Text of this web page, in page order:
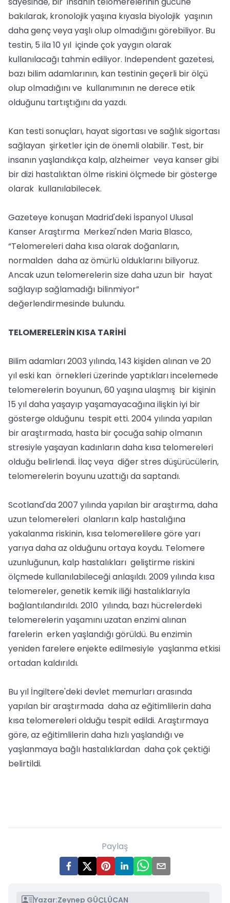
bakılarak, kronolojik yaşına kıyasla biyolojik yaşının
daha genç veya yaşlı olup olmadığını görebiliyor. Bu
testin, 5 ila 10 yıl içinde çok yaygın olarak
kullanılacağı tahmin ediliyor. Independent gazetesi,
bazı bilim adamlarının, kan testinin geçerli bir ölçü
olup olmadığını ve kullanımının ne derece etik
olduğunu tartıştığını da yazdı.
Kan testi sonuçları, hayat sigortası ve sağlık sigortası
sağlayan şirketler için de önemli olabilir. Test, bir
insanın yaşlandıkça kalp, alzheimer veya kanser gibi
bir dizi hastalıktan ölme riskini ölçmede bir gösterge
olarak kullanılabilecek.
Gazeteye konuşan Madrid'deki İspanyol Ulusal
Kanser Araştırma Merkezi'nden Maria Blasco,
“Telomereleri daha kısa olarak doğanların,
normalden daha az ömürlü olduklarını biliyoruz.
Ancak uzun telomerelerin size daha uzun bir hayat
sağlayıp sağlamadığı bilinmiyor”
değerlendirmesinde bulundu.
TELOMERELERİN KISA TARİHİ
Bilim adamları 2003 yılında, 143 kişiden alınan ve 20
yıl eski kan örnekleri üzerinde yaptıkları incelemede
telomerelerin boyunun, 60 yaşına ulaşmış bir kişinin
15 yıl daha yaşayıp yaşamayacağına ilişkin iyi bir
gösterge olduğunu tespit etti. 2004 yılında yapılan
bir araştırmada, hasta bir çocuğa sahip olmanın
stresiyle yaşayan kadınların daha kısa telomereleri
olduğu belirlendi. İlaç veya diğer stres düşürücülerin,
telomerelerin boyunu uzattığı da saptandı.
Scotland'da 2007 yılında yapılan bir araştırma, daha
uzun telomereleri olanların kalp hastalığına
yakalanma riskinin, kısa telomerelilere göre yarı
yarıya daha az olduğunu ortaya koydu. Telomere
uzunluğunun, kalp hastalıkları geliştirme riskini
ölçmede kullanılabileceği anlaşıldı. 2009 yılında kısa
telomereler, genetik kemik iliği hastalıklarıyla
bağlantılandırıldı. 2010 yılında, bazı hücrelerdeki
telomerelerin yaşamını uzatan enzimi alınan
farelerin erken yaşlandığı görüldü. Bu enzimin
yeniden farelere enjekte edilmesiyle yaşlanma etkisi
ortadan kaldırıldı.
Bu yıl İngiltere'deki devlet memurları arasında
yapılan bir araştırmada daha az eğitimlilerin daha
kısa telomereleri olduğu tespit edildi. Araştırmaya
göre, az eğitimlilerin daha hızlı yaşlandığı ve
yaşlanmaya bağlı hastalıklardan daha çok çektiği
belirtildi.
Paylaş
Yazar:Zeynep GÜÇLÜCAN